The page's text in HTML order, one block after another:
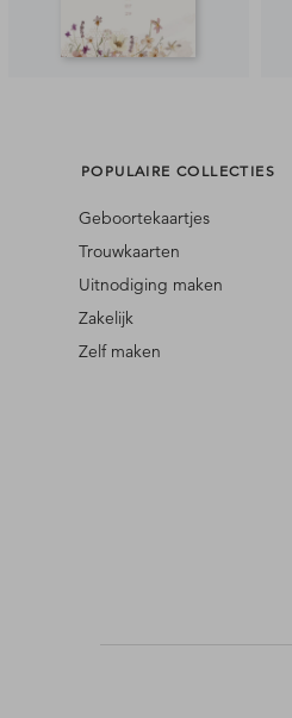
POPULAIRE COLLECTIES
Geboortekaartjes
Trouwkaarten
Uitnodiging maken
Zakelijk
Zelf maken